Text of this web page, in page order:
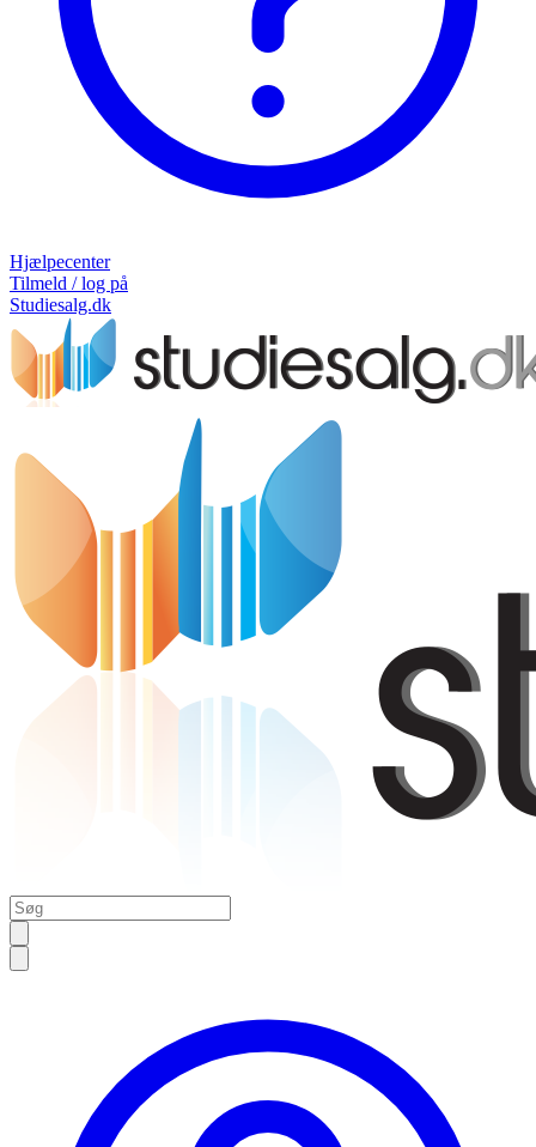
Hjælpecenter
Tilmeld / log på
Studiesalg.dk